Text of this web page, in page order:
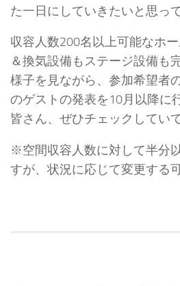
た一日にしていきたいと思っ
収容人数200名以上可能なホ
＆換気設備もステージ設備も
様子を見ながら、参加希望者
のゲストの発表を10月以降に
皆さん、ぜひチェックしてい
※空間収容人数に対して半分
すが、状況に応じて変更する